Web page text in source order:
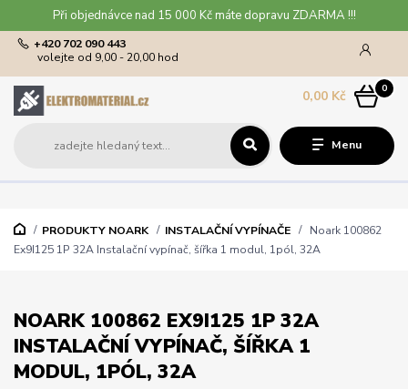
Při objednávce nad 15 000 Kč máte dopravu ZDARMA !!!
Menu
+420 702 090 443
volejte od 9,00 - 20,00 hod
0
0,00 Kč
PRODUKTY NOARK INSTALAČNÍ VYPÍNAČE
Noark 100862
Ex9I125 1P 32A Instalační vypínač, šířka 1 modul, 1pól, 32A
NOARK 100862 EX9I125 1P 32A
INSTALAČNÍ VYPÍNAČ, ŠÍŘKA 1
MODUL, 1PÓL, 32A